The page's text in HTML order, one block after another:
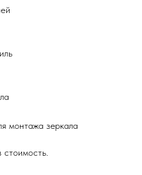
монтажа зеркала